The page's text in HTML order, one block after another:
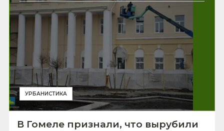
УРБАНИСТИКА
В Гомеле признали, что вырубили